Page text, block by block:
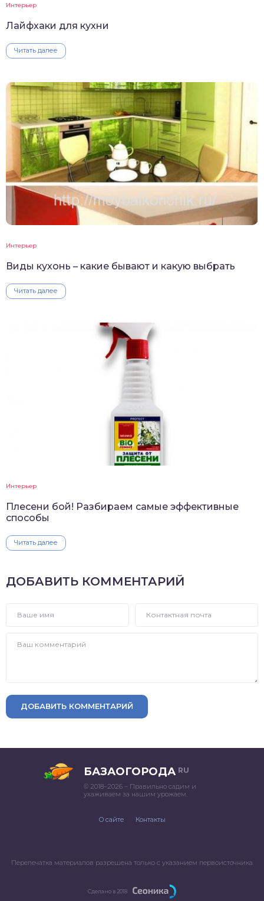
Интерьер
Лайфхаки для кухни
Читать далее
Интерьер
Виды кухонь – какие бывают и какую выбрать
Читать далее
Интерьер
Плесени бой! Разбираем самые эффективные
способы
Читать далее
ДОБАВИТЬ КОММЕНТАРИЙ
ДОБАВИТЬ КОММЕНТАРИЙ
БАЗАОГОРОДА RU
© 2018–2026 – Правильно садим и
ухаживаем за нашим урожаем.
О сайте Контакты
Перепечатка материалов разрешена только с указанием первоисточника
Сделано в 2018